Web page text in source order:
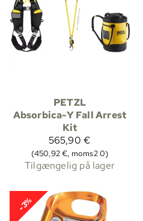
PETZL
Absorbica-Y Fall Arrest
Kit
565,90 €
(450,92 €, moms2 0)
Tilgængelig på lager
-3%